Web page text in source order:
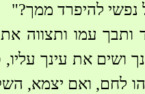
נפשי להיפרד ממך?"
ותבך עמו ותצווה
ושים את עינך
לחם, ואם יצמא,